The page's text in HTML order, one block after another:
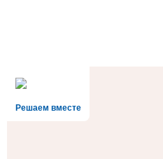
Решаем вместе